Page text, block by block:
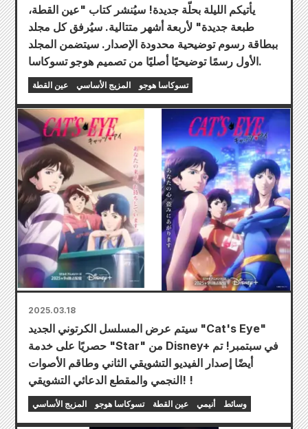
يأتيكم الليلة بحلّة جديدة! سيُنشر كتاب "عين القطة،
طبعة جديدة" لأربعة أشهر متتالية. سيُرفق كل مجلد
ببطاقة رسوم توضيحية محدودة الإصدار. سيتضمن المجلد
الأول رسمًا توضيحيًا أصليًا من تصميم هوجو تسوكاسا.
عين القطة المزيج الأساسي تسوكاسا هوجو
2025.03.18
سيتم عرض المسلسل الكرتوني الجديد "Cat's Eye"
حصريًا على خدمة "Star" من Disney+ في سبتمبر! تم
أيضًا إصدار الفيديو التشويقي الثاني وطاقم الأصوات
النجمي والمقطع الدعائي التشويقي! !
المزيج الأساسي تسوكاسا هوجو عين القطة أنيمي وسائط